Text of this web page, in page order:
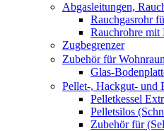
Abgasleitungen,
Rauchgasrohr
Rauchrohre mit
Zugbegrenzer
Zubehör für
Glas-
Pellet-, Hackgut- und
Pelletkessel
Pelletsilos
Zubehör für